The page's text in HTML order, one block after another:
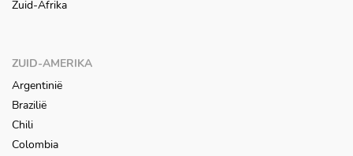
Zuid-Afrika
ZUID-AMERIKA
Argentinië
Brazilië
Chili
Colombia